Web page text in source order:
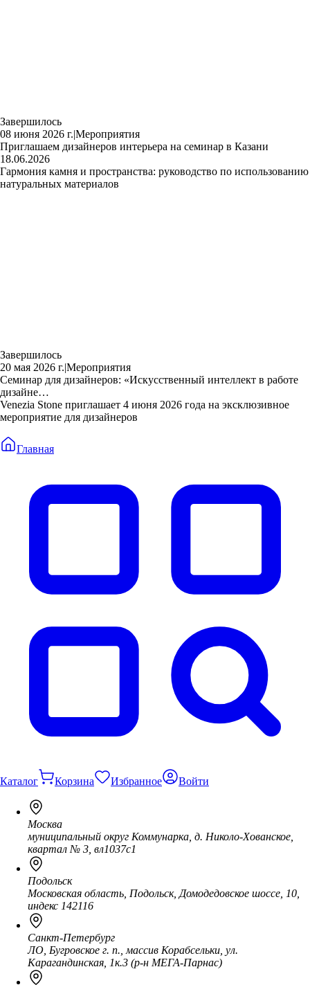
Завершилось
08 июня 2026 г.|Мероприятия
Приглашаем дизайнеров интерьера на семинар в Казани
18.06.2026
Гармония камня и пространства: руководство по использованию
натуральных материалов
Завершилось
20 мая 2026 г.|Мероприятия
Семинар для дизайнеров: «Искусственный интеллект в работе
дизайне…
Venezia Stone приглашает 4 июня 2026 года на эксклюзивное
мероприятие для дизайнеров
Главная
Каталог Корзина Избранное Войти
Москва
муниципальный округ Коммунарка, д. Николо-Хованское,
квартал № 3, вл1037с1
Подольск
Московская область, Подольск, Домодедовское шоссе, 10,
индекс 142116
Санкт-Петербург
ЛО, Бугровское г. п., массив Корабсельки, ул.
Карагандинская, 1к.3 (р-н МЕГА-Парнас)